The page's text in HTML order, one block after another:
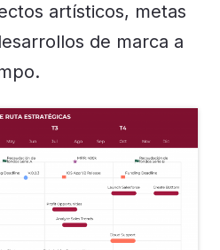
artísticos, metas
de marca a